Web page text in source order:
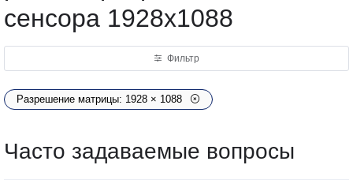
сенсора 1928x1088
Фильтр
Разрешение матрицы: 1928 × 1088
Часто задаваемые вопросы